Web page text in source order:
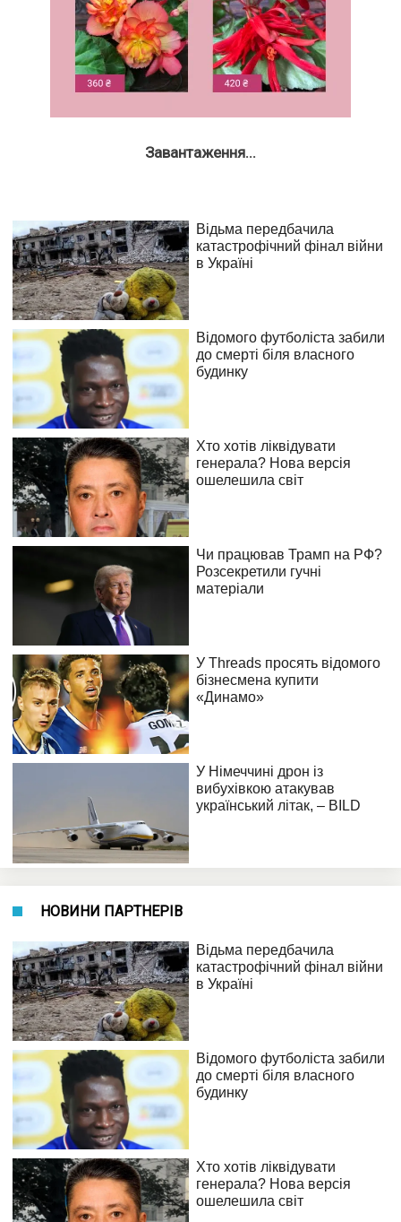
Завантаження...
НОВИНИ ПАРТНЕРІВ